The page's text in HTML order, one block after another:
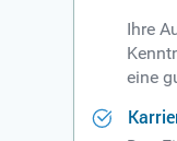
Ihre
eine